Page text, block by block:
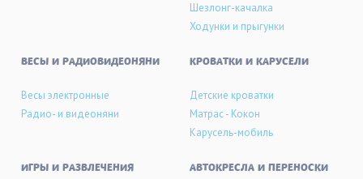
Шезлонг-качалка
Ходунки и прыгунки
ВЕСЫ И РАДИОВИДЕОНЯНИ
Весы электронные
Радио- и видеоняни
КРОВАТКИ И КАРУСЕЛИ
Детские кроватки
Матрас - Кокон
Карусель-мобиль
ИГРЫ И РАЗВЛЕЧЕНИЯ АВТОКРЕСЛА И ПЕРЕНОСКИ